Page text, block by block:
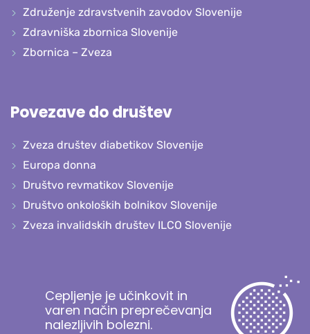
Združenje zdravstvenih zavodov Slovenije
Zdravniška zbornica Slovenije
Zbornica – Zveza
Povezave do društev
Zveza društev diabetikov Slovenije
Europa donna
Društvo revmatikov Slovenije
Društvo onkoloških bolnikov Slovenije
Zveza invalidskih društev ILCO Slovenije
Cepljenje je učinkovit in
varen način preprečevanja
nalezljivih bolezni.